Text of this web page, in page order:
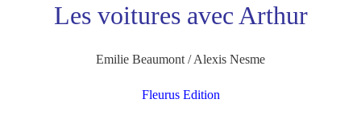
Les voitures avec Arthur
Emilie Beaumont / Alexis Nesme
Fleurus Edition